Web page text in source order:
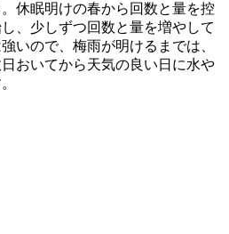
休眠明けの春から回数と量を控
、少しずつ回数と量を増やして
いので、梅雨が明けるまでは、
おいてから天気の良い日に水や